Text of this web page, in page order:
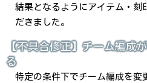
結果となるようにアイテム・刻
だきました。
【不具合修正】チーム編成
る
特定の条件下でチーム編成を変